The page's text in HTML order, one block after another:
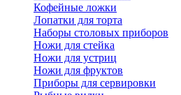
Кофейные ложки
Лопатки для торта
Наборы столовых приборов
Ножи для стейка
Ножи для устриц
Ножи для фруктов
Приборы для сервировки